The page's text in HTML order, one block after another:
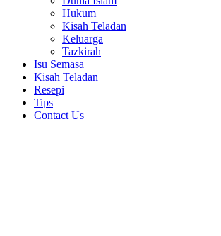
Hukum
Kisah Teladan
Keluarga
Tazkirah
Isu Semasa
Kisah Teladan
Resepi
Tips
Contact Us